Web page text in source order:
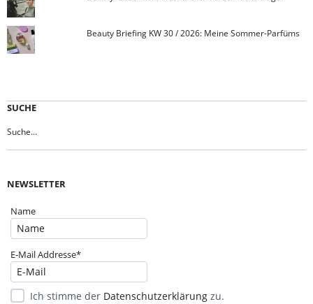
Beauty Briefing KW 30 / 2026: Meine Sommer-Parfüms
SUCHE
NEWSLETTER
Name
E-Mail Addresse*
Ich stimme der Datenschutzerklärung zu.